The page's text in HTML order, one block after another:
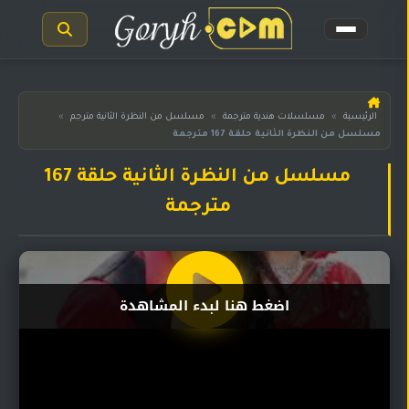
الرئيسية
مسلسلات
المترجمة
مدبلجة
الرئيسية » مسلسلات هندية مترجمة » مسلسل من النظرة الثانية مترجم
»
مسلسل من النظرة الثانية حلقة 167 مترجمة
مسلسل من النظرة الثانية حلقة 167
مترجمة
اضغط هنا لبدء المشاهدة